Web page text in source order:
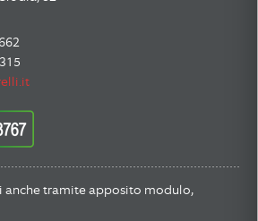
anche tramite apposito modulo,